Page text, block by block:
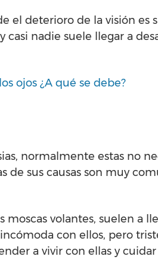
el deterioro de la visión es
nadie suele llegar a
ojos ¿A qué se debe?
normalmente estas no
sus causas son muy
volantes, suelen a
con ellos, pero
a vivir con ellas y